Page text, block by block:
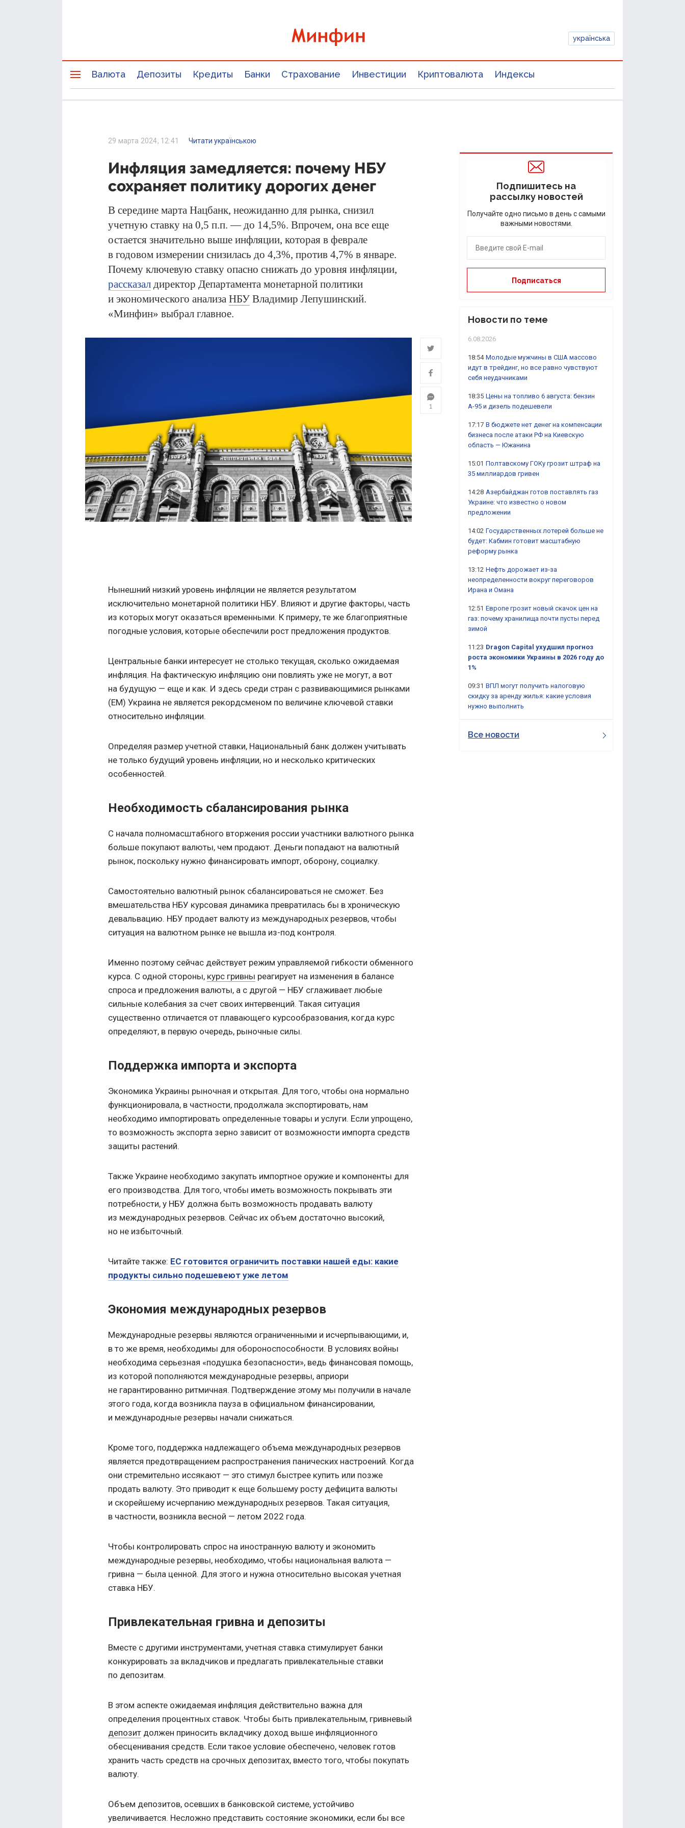
українська
Валюта Депозиты Кредиты Банки Страхование Инвестиции Криптовалюта Индексы
29 марта 2024, 12:41 Читати українською
Инфляция замедляется: почему НБУ
сохраняет политику дорогих денег
В середине марта Нацбанк, неожиданно для рынка, снизил
учетную ставку на 0,5 п.п. — до 14,5%. Впрочем, она все еще
остается значительно выше инфляции, которая в феврале
в годовом измерении снизилась до 4,3%, против 4,7% в январе.
Почему ключевую ставку опасно снижать до уровня инфляции,
рассказал директор Департамента монетарной политики
и экономического анализа НБУ Владимир Лепушинский.
«Минфин» выбрал главное.
1
Нынешний низкий уровень инфляции не является результатом
исключительно монетарной политики НБУ. Влияют и другие факторы, часть
из которых могут оказаться временными. К примеру, те же благоприятные
погодные условия, которые обеспечили рост предложения продуктов.
Центральные банки интересует не столько текущая, сколько ожидаемая
инфляция. На фактическую инфляцию они повлиять уже не могут, а вот
на будущую — еще и как. И здесь среди стран с развивающимися рынками
(EM) Украина не является рекордсменом по величине ключевой ставки
относительно инфляции.
Определяя размер учетной ставки, Национальный банк должен учитывать
не только будущий уровень инфляции, но и несколько критических
особенностей.
Необходимость сбалансирования рынка
С начала полномасштабного вторжения россии участники валютного рынка
больше покупают валюты, чем продают. Деньги попадают на валютный
рынок, поскольку нужно финансировать импорт, оборону, социалку.
Самостоятельно валютный рынок сбалансироваться не сможет. Без
вмешательства НБУ курсовая динамика превратилась бы в хроническую
девальвацию. НБУ продает валюту из международных резервов, чтобы
ситуация на валютном рынке не вышла из-под контроля.
Именно поэтому сейчас действует режим управляемой гибкости обменного
курса. С одной стороны, курс гривны реагирует на изменения в балансе
спроса и предложения валюты, а с другой — НБУ сглаживает любые
сильные колебания за счет своих интервенций. Такая ситуация
существенно отличается от плавающего курсообразования, когда курс
определяют, в первую очередь, рыночные силы.
Поддержка импорта и экспорта
Экономика Украины рыночная и открытая. Для того, чтобы она нормально
функционировала, в частности, продолжала экспортировать, нам
необходимо импортировать определенные товары и услуги. Если упрощено,
то возможность экспорта зерно зависит от возможности импорта средств
защиты растений.
Также Украине необходимо закупать импортное оружие и компоненты для
его производства. Для того, чтобы иметь возможность покрывать эти
потребности, у НБУ должна быть возможность продавать валюту
из международных резервов. Сейчас их объем достаточно высокий,
но не избыточный.
Читайте также: ЕС готовится ограничить поставки нашей еды: какие
продукты сильно подешевеют уже летом
Экономия международных резервов
Международные резервы являются ограниченными и исчерпывающими, и,
в то же время, необходимы для обороноспособности. В условиях войны
необходима серьезная «подушка безопасности», ведь финансовая помощь,
из которой пополняются международные резервы, априори
не гарантированно ритмичная. Подтверждение этому мы получили в начале
этого года, когда возникла пауза в официальном финансировании,
и международные резервы начали снижаться.
Кроме того, поддержка надлежащего объема международных резервов
является предотвращением распространения панических настроений. Когда
они стремительно иссякают — это стимул быстрее купить или позже
продать валюту. Это приводит к еще большему росту дефицита валюты
и скорейшему исчерпанию международных резервов. Такая ситуация,
в частности, возникла весной — летом 2022 года.
Чтобы контролировать спрос на иностранную валюту и экономить
международные резервы, необходимо, чтобы национальная валюта —
гривна — была ценной. Для этого и нужна относительно высокая учетная
ставка НБУ.
Привлекательная гривна и депозиты
Вместе с другими инструментами, учетная ставка стимулирует банки
конкурировать за вкладчиков и предлагать привлекательные ставки
по депозитам.
В этом аспекте ожидаемая инфляция действительно важна для
определения процентных ставок. Чтобы быть привлекательным, гривневый
депозит должен приносить вкладчику доход выше инфляционного
обесценивания средств. Если такое условие обеспечено, человек готов
хранить часть средств на срочных депозитах, вместо того, чтобы покупать
валюту.
Объем депозитов, осевших в банковской системе, устойчиво
увеличивается. Несложно представить состояние экономики, если бы все
Подпишитесь на
рассылку новостей
Получайте одно письмо в день с самыми
важными новостями.
Новости по теме
6.08.2026
18:54 Молодые мужчины в США массово
идут в трейдинг, но все равно чувствуют
себя неудачниками
18:35 Цены на топливо 6 августа: бензин
А-95 и дизель подешевели
17:17 В бюджете нет денег на компенсации
бизнеса после атаки РФ на Киевскую
область — Южанина
15:01 Полтавскому ГОКу грозит штраф на
35 миллиардов гривен
14:28 Азербайджан готов поставлять газ
Украине: что известно о новом
предложении
14:02 Государственных лотерей больше не
будет: Кабмин готовит масштабную
реформу рынка
13:12 Нефть дорожает из-за
неопределенности вокруг переговоров
Ирана и Омана
12:51 Европе грозит новый скачок цен на
газ: почему хранилища почти пусты перед
зимой
11:23 Dragon Capital ухудшил прогноз
роста экономики Украины в 2026 году до
1%
09:31 ВПЛ могут получить налоговую
скидку за аренду жилья: какие условия
нужно выполнить
Все новости